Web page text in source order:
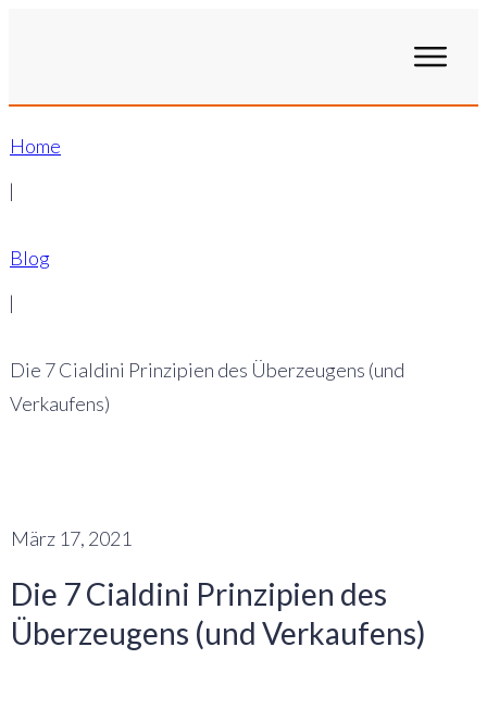
Home
|
Blog
|
Die 7 Cialdini Prinzipien des Überzeugens (und
Verkaufens)
März 17, 2021
Die 7 Cialdini Prinzipien des
Überzeugens (und Verkaufens)